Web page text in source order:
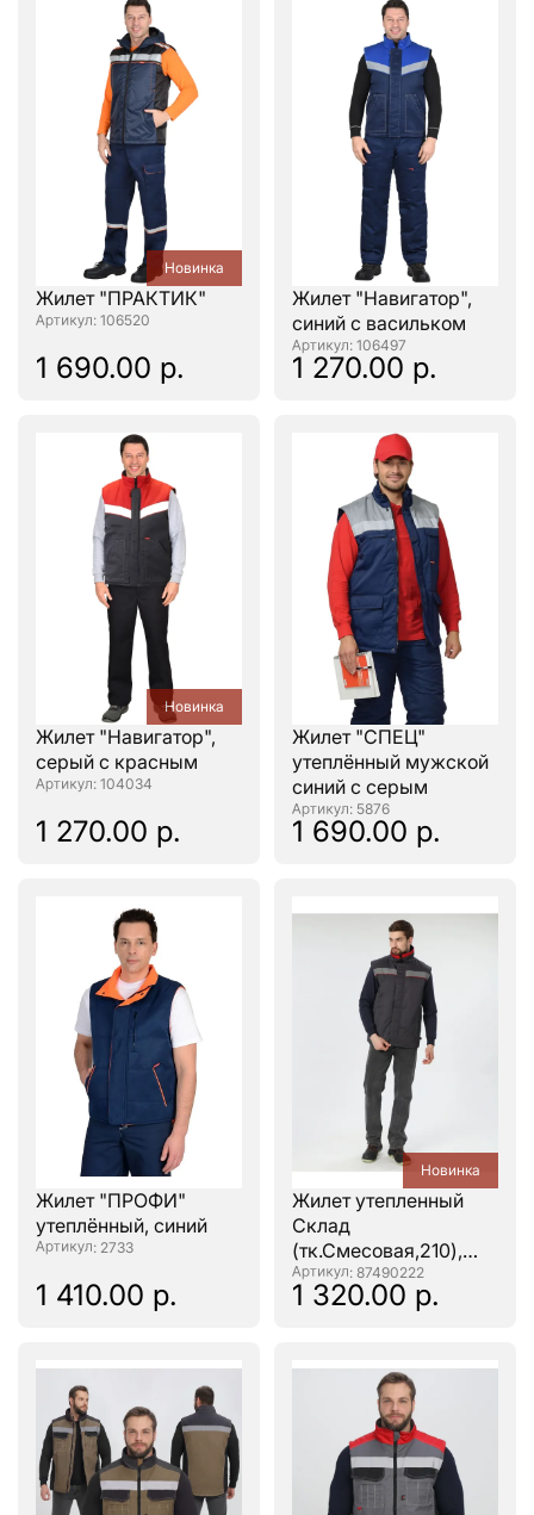
Новинка
Жилет "ПРАКТИК"
: 106520
1 690.00 р.
Жилет "Навигатор",
синий с васильком
: 106497
1 270.00 р.
Новинка
Жилет "Навигатор",
серый с красным
: 104034
1 270.00 р.
Жилет "СПЕЦ"
утеплённый мужской
синий с серым
: 5876
1 690.00 р.
Жилет "ПРОФИ"
утеплённый, синий
: 2733
1 410.00 р.
Новинка
Жилет утепленный
Склад
(тк.Смесовая,210),
т.серый/красный
: 87490222
1 320.00 р.